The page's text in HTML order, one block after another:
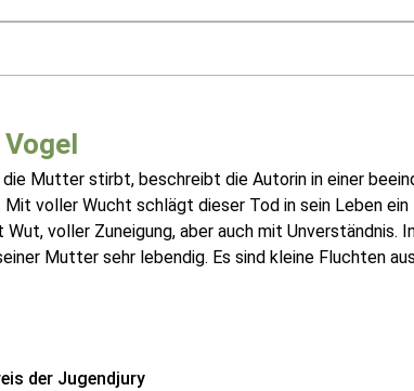
Mutter stirbt, beschreibt die Autorin in einer
voller Wucht schlägt dieser Tod in sein Leben ein
voller Zuneigung, aber auch mit Unverständnis.
Mutter sehr lebendig. Es sind kleine Fluchten
der Jugendjury